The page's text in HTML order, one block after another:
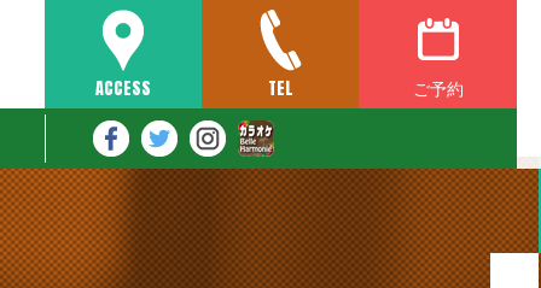
ACCESS TEL ご予約